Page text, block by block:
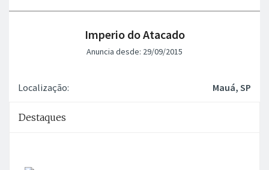
Imperio do Atacado
Anuncia desde: 29/09/2015
Localização: Mauá, SP
Destaques